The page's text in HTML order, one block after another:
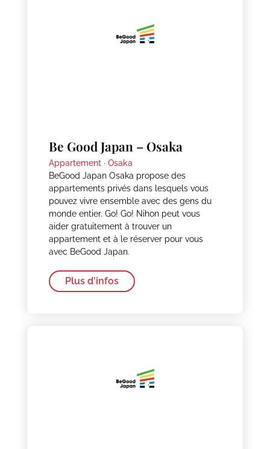
Be Good Japan – Osaka
Appartement · Osaka
BeGood Japan Osaka propose des
appartements privés dans lesquels vous
pouvez vivre ensemble avec des gens du
monde entier. Go! Go! Nihon peut vous
aider gratuitement à trouver un
appartement et à le réserver pour vous
avec BeGood Japan.
Plus d'infos